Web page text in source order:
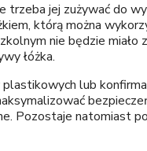
jej zużywać do
którą można
nie będzie
łóżka.
plastikowych lub
Pozostaje natomiast